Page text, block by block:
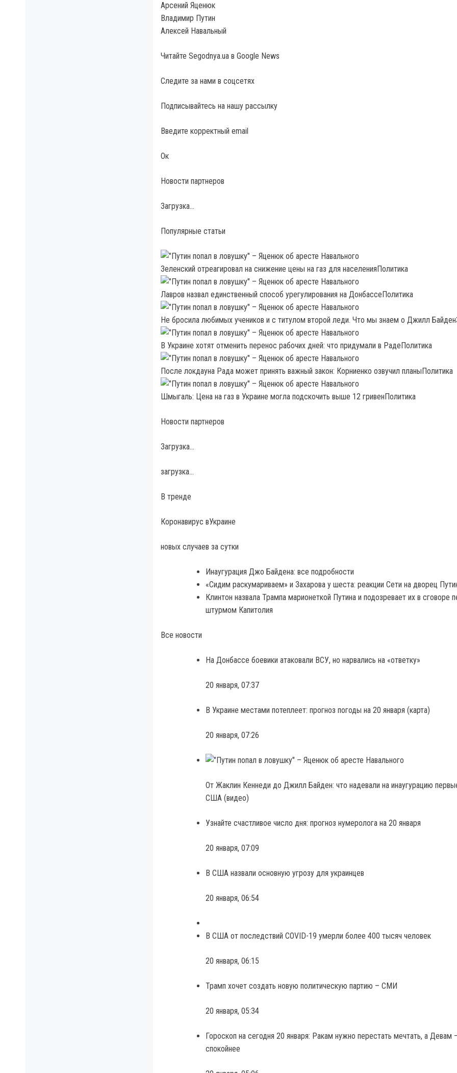
Арсений Яценюк
Владимир Путин
Алексей Навальный
Читайте Segodnya.ua в Google News
Следите за нами в соцсетях
Подписывайтесь на нашу рассылку
Введите корректный email
Ок
Новости партнеров
Загрузка…
Популярные статьи
Зеленский отреагировал на снижение цены на газ для населенияПолитика
Лавров назвал единственный способ урегулирования на ДонбассеПолитика
Не бросила любимых учеников и с титулом второй леди. Что мы знаем о Джилл
В Украине хотят отменить перенос рабочих дней: что придумали в РадеПолитика
После локдауна Рада может принять важный закон: Корниенко озвучил планыПолитика
Шмыгаль: Цена на газ в Украине могла подскочить выше 12 гривенПолитика
Новости партнеров
Загрузка…
загрузка…
В тренде
Коронавирус вУкраине
новых случаев за сутки
Инаугурация Джо Байдена: все подробности
«Сидим раскумариваем» и Захарова у шеста: реакции Сети на дворец
Клинтон назвала Трампа марионеткой Путина и подозревает их в сговоре
штурмом Капитолия
Все новости
На Донбассе боевики атаковали ВСУ, но нарвались на «ответку»
20 января, 07:37
В Украине местами потеплеет: прогноз погоды на 20 января (карта)
20 января, 07:26
От Жаклин Кеннеди до Джилл Байден: что надевали на инаугурацию
США (видео)
Узнайте счастливое число дня: прогноз нумеролога на 20 января
20 января, 07:09
В США назвали основную угрозу для украинцев
20 января, 06:54
В США от последствий COVID-19 умерли более 400 тысяч человек
20 января, 06:15
Трамп хочет создать новую политическую партию – СМИ
20 января, 05:34
Гороскоп на сегодня 20 января: Ракам нужно перестать мечтать, а Девам
спокойнее